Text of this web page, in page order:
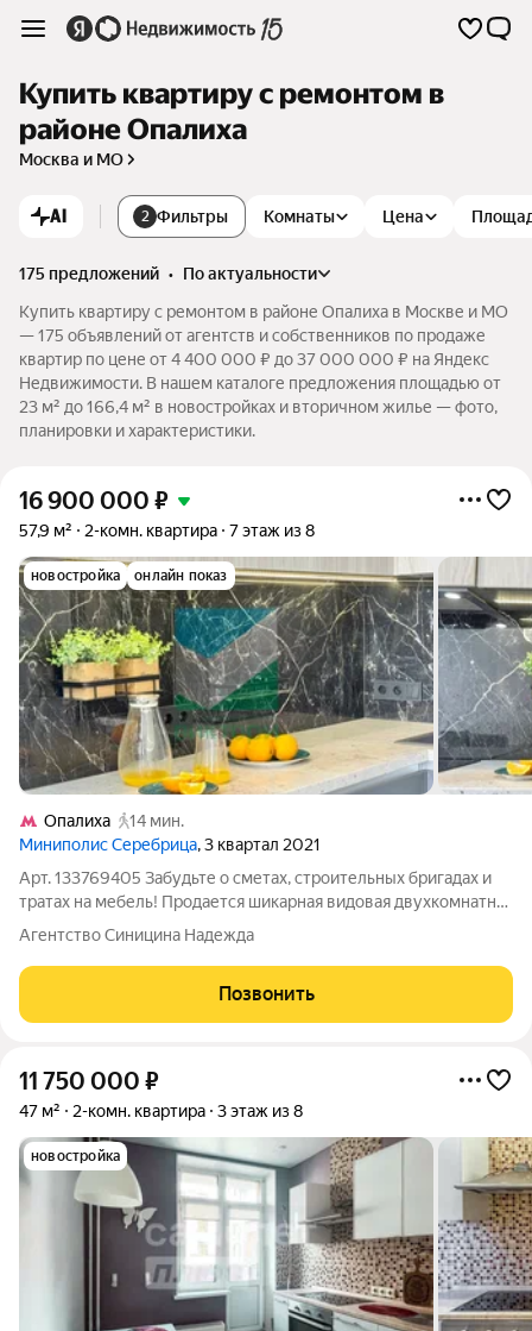
Купить квартиру с ремонтом в
районе Опалиха
Москва и МО
AI 2 Фильтры Комнаты Цена
175 предложений •
по актуальности
Купить квартиру с ремонтом в районе Опалиха в Москве и МО
— 175 объявлений от агентств и собственников по продаже
квартир по цене от 4 400 000 ₽ до 37 000 000 ₽ на Яндекс
Недвижимости. В нашем каталоге предложения площадью от
23 м² до 166,4 м² в новостройках и вторичном жилье — фото,
планировки и характеристики.
16 900 000 ₽
57,9 м² 2-комн. квартира 7 этаж из 8
новостройка онлайн показ
Опалиха
14 мин.
Миниполис Серебрица, 3 квартал 2021
Арт. 133769405 Забудьте о сметах, строительных бригадах и
тратах на мебель! Продается шикарная видовая двухкомнатная
квартира (57,9 м) с дизайнерским ремонтом в ЖК комфорт-
класса «Серебрица». Полностью укомплектована премиальной
техникой и мебелью
Агентство Синицина Надежда
Позвонить
11 750 000 ₽
47 м² 2-комн. квартира 3 этаж из 8
новостройка